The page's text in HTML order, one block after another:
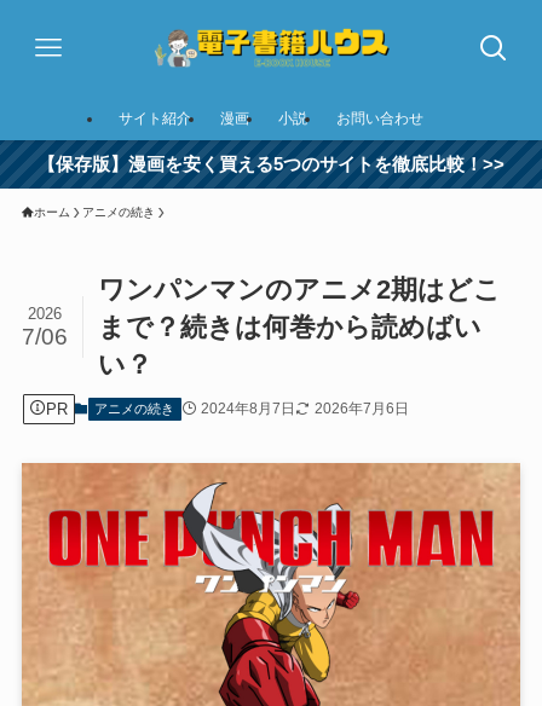
サイト紹介 漫画 小説 お問い合わせ
【保存版】漫画を安く買える5つのサイトを徹底比較！>>
ホーム アニメの続き
ワンパンマンのアニメ2期はどこ
まで？続きは何巻から読めばい
い？
2026
7/06
PR アニメの続き 2024年8月7日 2026年7月6日